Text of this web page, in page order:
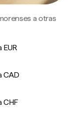
a otras
EUR
CAD
CHF